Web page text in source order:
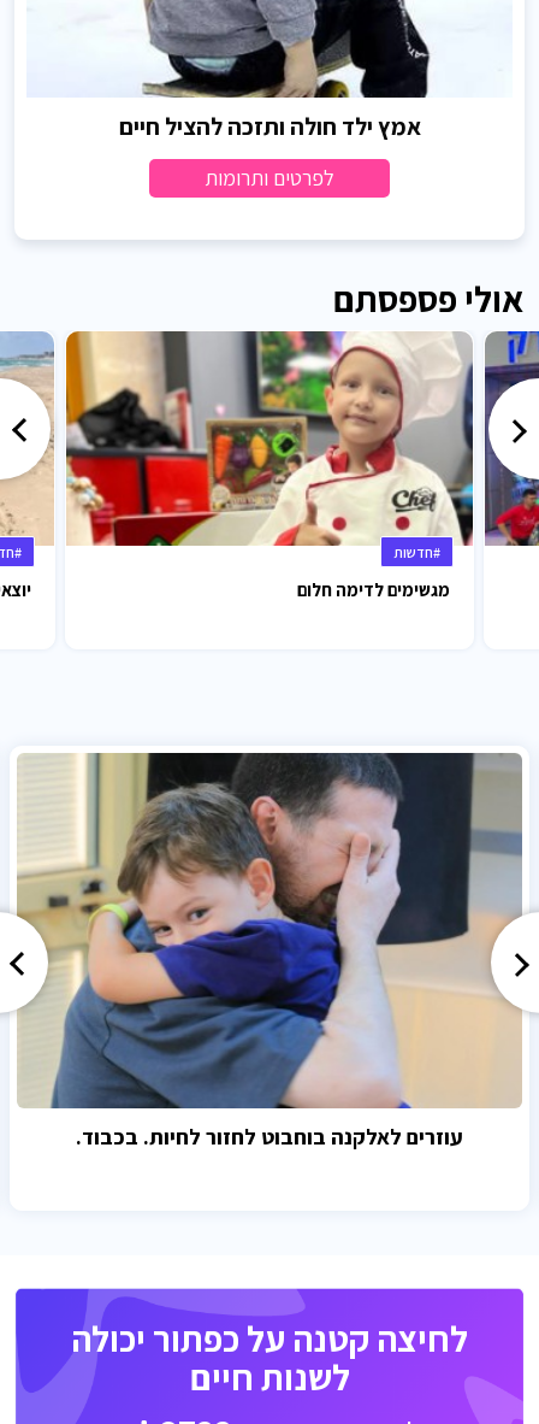
אמץ ילד חולה ותזכה להציל חיים
לפרטים ותרומות
אולי פספסתם
#חדשות
מגשימים לדימה חלום
עוזרים לאלקנה בוחבוט לחזור לחיות. בכבוד.
לחיצה קטנה על כפתור יכולה
לשנות חיים